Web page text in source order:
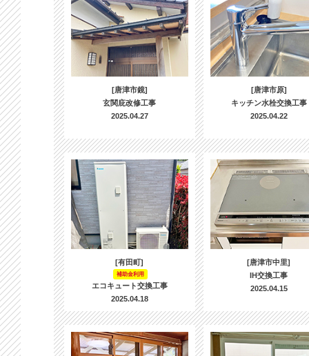
[唐津市鏡]
玄関庇改修工事
2025.04.27
[唐津市原]
キッチン水栓交換工事
2025.04.22
[有田町]
補助金利用
エコキュート交換工事
2025.04.18
[唐津市中里]
IH交換工事
2025.04.15